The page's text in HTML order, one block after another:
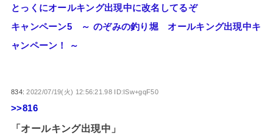
とっくにオールキング出現中に改名してるぞ
キャンペーン5 ～ のぞみの釣り堀 オールキング出現中キ
ャンペーン！ ～
834:2022/07/19(火) 12:56:21.98 ID:ISw+gqF50
>>816
「オールキング出現中」